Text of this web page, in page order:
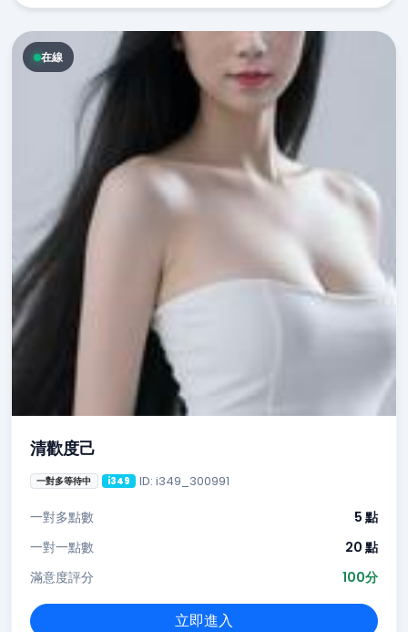
在線
清歡度己
一對多等待中 i349 ID: i349_300991
一對多點數
5 點
一對一點數
20 點
滿意度評分
100分
立即進入